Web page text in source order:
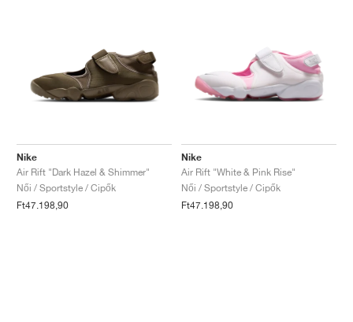
Nike
Air Rift "Dark Hazel & Shimmer"
Női / Sportstyle / Cipők
Ft47.198,90
Nike
Air Rift "White & Pink Rise"
Női / Sportstyle / Cipők
Ft47.198,90